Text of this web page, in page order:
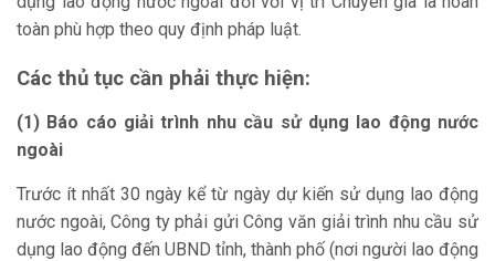
toàn phù hợp theo quy định pháp luật.
Các thủ tục cần phải thực hiện:
(1) Báo cáo giải trình nhu cầu sử dụng lao động nước
ngoài
Trước ít nhất 30 ngày kể từ ngày dự kiến sử dụng lao động
nước ngoài, Công ty phải gửi Công văn giải trình nhu cầu sử
dụng lao động đến UBND tỉnh, thành phố (nơi người lao động